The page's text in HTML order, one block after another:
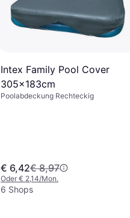
Intex Family Pool Cover
305x183cm
Poolabdeckung Rechteckig
€ 6,42€ 8,97
Oder € 2,14/Mon.
6 Shops